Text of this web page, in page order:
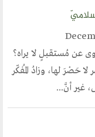
عن مُستقبلٍ لا يراه؟
حَصْرَ لها، وزادُ المُفكّر
غير أنَّ...